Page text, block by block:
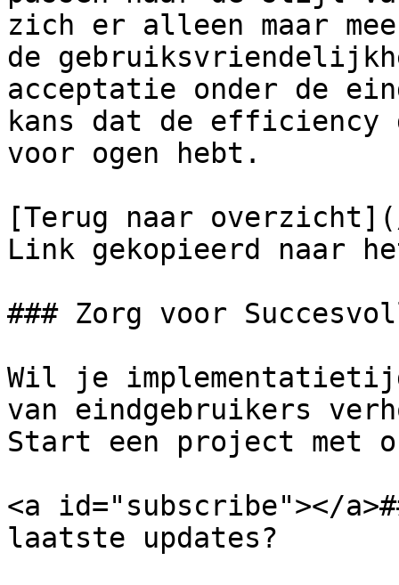
zich er alleen maar
de
acceptatie onder de
kans dat de efficiency
voor ogen hebt.
[Terug naar
Link gekopieerd naar
### Zorg voor
Wil je
van eindgebruikers
Start een project met
<a id="subscribe"></
laatste updates?